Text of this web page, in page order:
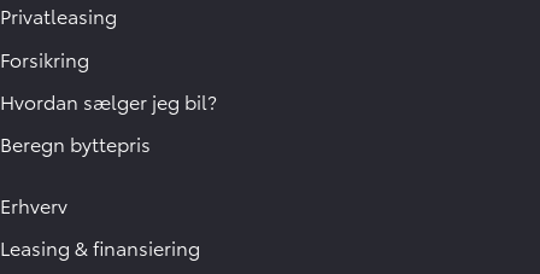
Privatleasing
Forsikring
Hvordan sælger jeg bil?
Beregn byttepris
Erhverv
Leasing & finansiering